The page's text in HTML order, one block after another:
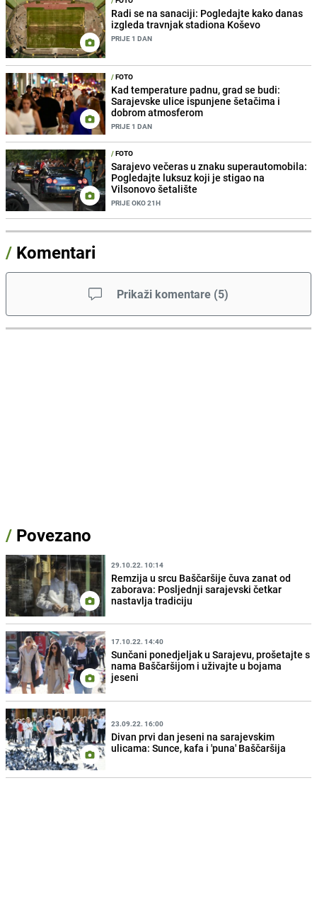
Radi se na sanaciji: Pogledajte kako danas
izgleda travnjak stadiona Koševo
PRIJE 1 DAN
/FOTO
Kad temperature padnu, grad se budi:
Sarajevske ulice ispunjene šetačima i
dobrom atmosferom
PRIJE 1 DAN
/FOTO
Sarajevo večeras u znaku superautomobila:
Pogledajte luksuz koji je stigao na
Vilsonovo šetalište
PRIJE OKO 21H
/ Komentari
Prikaži komentare (5)
/ Povezano
29.10.22. 10:14
Remzija u srcu Baščaršije čuva zanat od
zaborava: Posljednji sarajevski četkar
nastavlja tradiciju
17.10.22. 14:40
Sunčani ponedjeljak u Sarajevu, prošetajte s
nama Baščaršijom i uživajte u bojama
jeseni
23.09.22. 16:00
Divan prvi dan jeseni na sarajevskim
ulicama: Sunce, kafa i 'puna' Baščaršija